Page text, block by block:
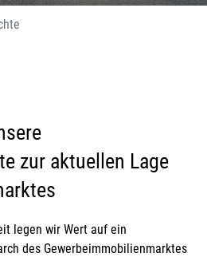
zur aktuellen Lage
legen wir Wert auf ein
des Gewerbeimmobilienmarktes